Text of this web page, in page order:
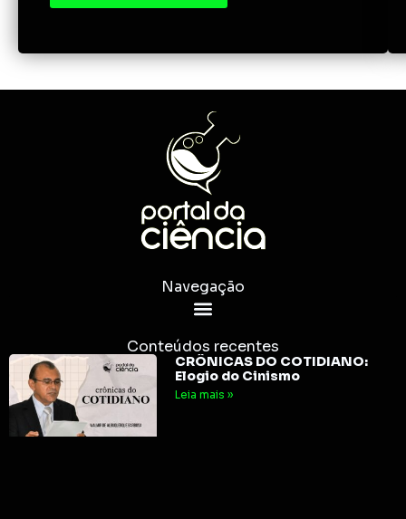
Navegação
Conteúdos recentes
CRÔNICAS DO COTIDIANO:
Elogio do Cinismo
Leia mais »